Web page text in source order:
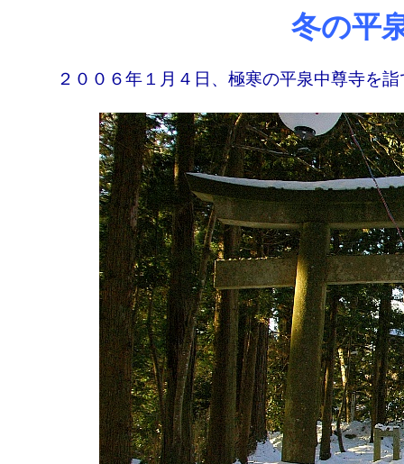
冬の平
２００６年１月４日、極寒の平泉中尊寺を